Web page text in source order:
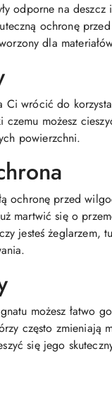
odporne na
ochronę
dla
Ci wrócić do
możesz
powierzchni.
ochronę przed
martwić się o
jesteś żeglarzem,
możesz łatwo
często zmieniają
się jego